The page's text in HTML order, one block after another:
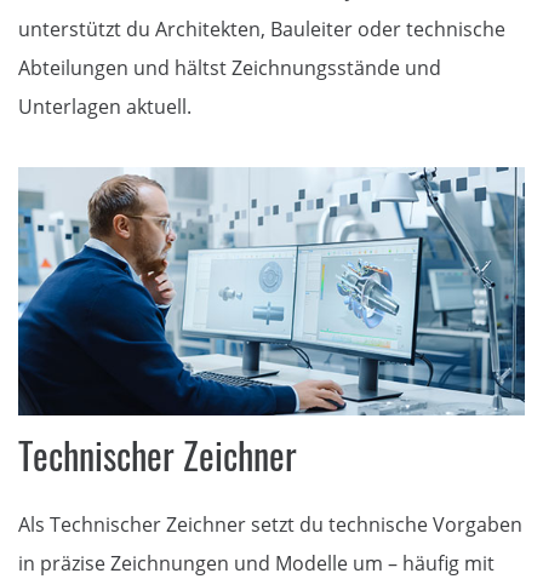
unterstützt du Architekten, Bauleiter oder technische
Abteilungen und hältst Zeichnungsstände und
Unterlagen aktuell.
Technischer Zeichner
Als Technischer Zeichner setzt du technische Vorgaben
in präzise Zeichnungen und Modelle um – häufig mit